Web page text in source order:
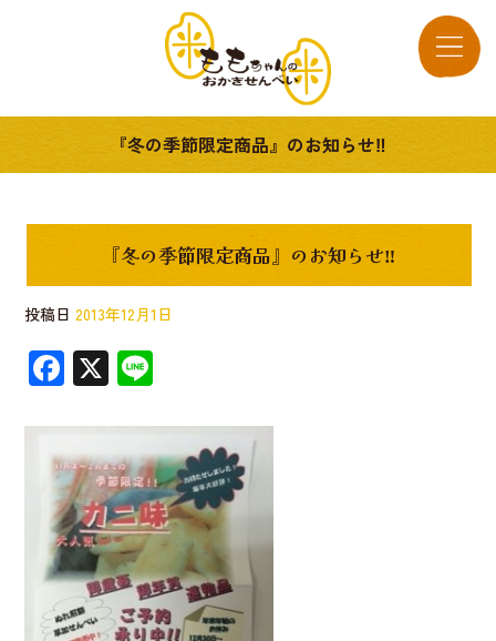
『冬の季節限定商品』のお知らせ‼︎
『冬の季節限定商品』のお知らせ‼︎
投稿日 2013年12月1日
F
ac
e
b
o
o
k
X
e